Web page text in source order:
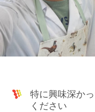
特に興味深か
ください